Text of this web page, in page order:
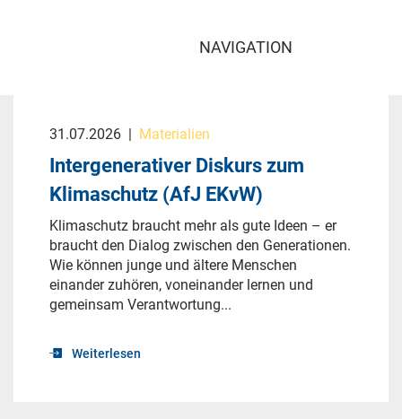
NAVIGATION
31.07.2026 | Materialien
Intergenerativer Diskurs zum
Klimaschutz (AfJ EKvW)
Klimaschutz braucht mehr als gute Ideen – er
braucht den Dialog zwischen den Generationen.
Wie können junge und ältere Menschen
einander zuhören, voneinander lernen und
gemeinsam Verantwortung...
Weiterlesen